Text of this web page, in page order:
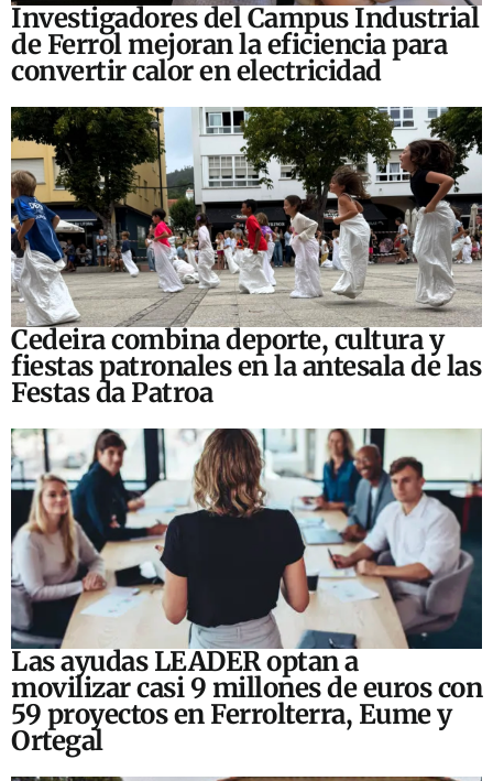
Investigadores del Campus Industrial
de Ferrol mejoran la eficiencia para
convertir calor en electricidad
Cedeira combina deporte, cultura y
fiestas patronales en la antesala de las
Festas da Patroa
Las ayudas LEADER optan a
movilizar casi 9 millones de euros con
59 proyectos en Ferrolterra, Eume y
Ortegal